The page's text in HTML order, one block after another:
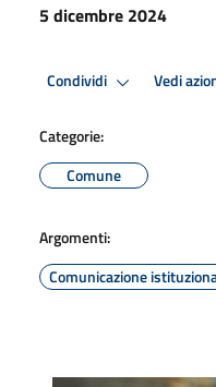
5 dicembre 2024
Condividi Vedi
Categorie:
Comune
Argomenti:
Comunicazione